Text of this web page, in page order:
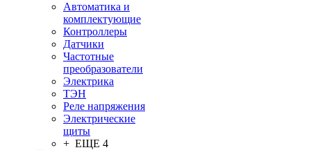
Автоматика и
комплектующие
Контроллеры
Датчики
Частотные
преобразователи
Электрика
ТЭН
Реле напряжения
Электрические
щиты
+ ЕЩЕ 4